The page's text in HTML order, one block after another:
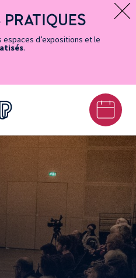
PRATIQUES
espaces d’expositions et le
.